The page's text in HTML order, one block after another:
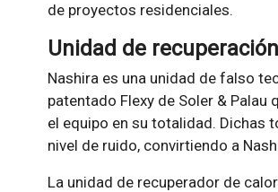
de proyectos residenciales.
Unidad de
Nashira es una unidad de falso
patentado Flexy de Soler &
el equipo en su totalidad. Dichas
nivel de ruido, convirtiendo a
La unidad de recuperador de